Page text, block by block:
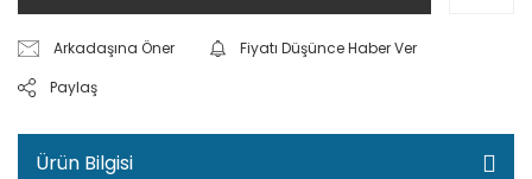
Arkadaşına Öner
Fiyatı Düşünce Haber Ver
Paylaş
Ürün Bilgisi